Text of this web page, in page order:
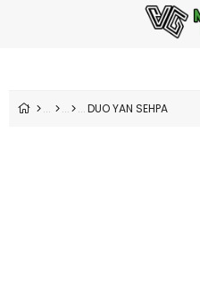
DUO YAN SEHPA